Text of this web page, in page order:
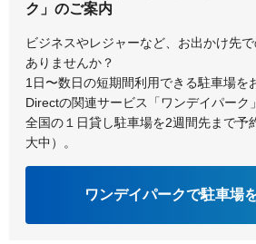
ク」のご案内
ビジネスやレジャーなど、お出かけ先
ありませんか？
1日〜数日の短期間利用できる駐車場を
Directの関連サービス「ワンデイパーク
全国の１日貸し駐車場を2週間先まで予
大中）。
ワンデイパークで駐車場